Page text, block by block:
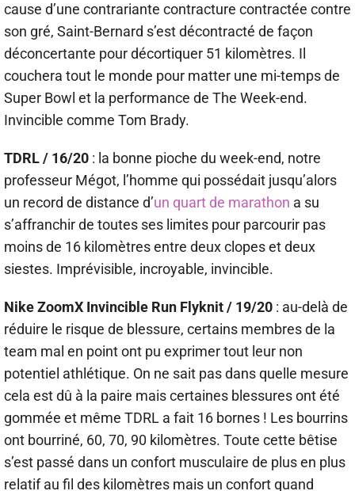
cause d’une contrariante contracture contractée contre
son gré, Saint-Bernard s’est décontracté de façon
déconcertante pour décortiquer 51 kilomètres. Il
couchera tout le monde pour matter une mi-temps de
Super Bowl et la performance de The Week-end.
Invincible comme Tom Brady.
TDRL / 16/20 : la bonne pioche du week-end, notre
professeur Mégot, l’homme qui possédait jusqu’alors
un record de distance d’un quart de marathon a su
s’affranchir de toutes ses limites pour parcourir pas
moins de 16 kilomètres entre deux clopes et deux
siestes. Imprévisible, incroyable, invincible.
Nike ZoomX Invincible Run Flyknit / 19/20 : au-delà de
réduire le risque de blessure, certains membres de la
team mal en point ont pu exprimer tout leur non
potentiel athlétique. On ne sait pas dans quelle mesure
cela est dû à la paire mais certaines blessures ont été
gommée et même TDRL a fait 16 bornes ! Les bourrins
ont bourriné, 60, 70, 90 kilomètres. Toute cette bêtise
s’est passé dans un confort musculaire de plus en plus
relatif au fil des kilomètres mais un confort quand